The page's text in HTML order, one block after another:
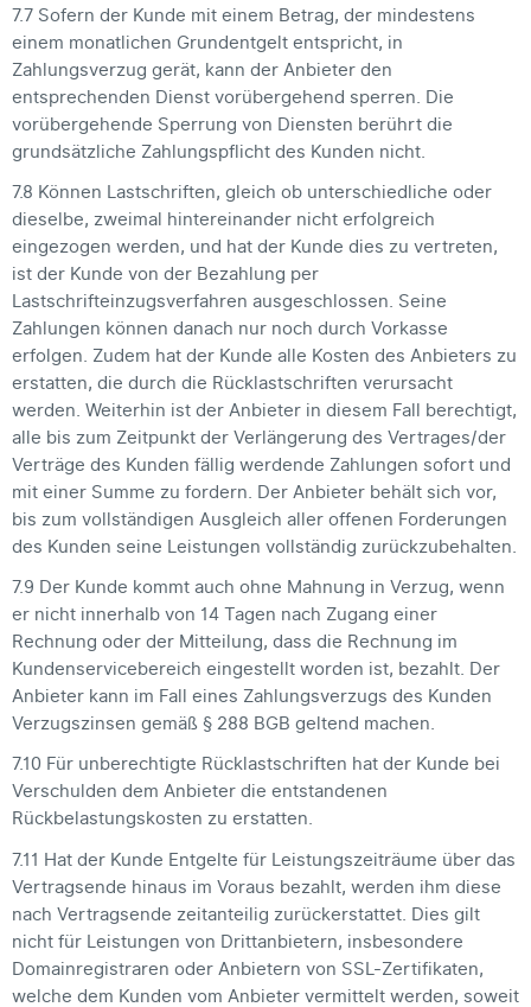
7.7 Sofern der Kunde mit einem Betrag, der mindestens
einem monatlichen Grundentgelt entspricht, in
Zahlungsverzug gerät, kann der Anbieter den
entsprechenden Dienst vorübergehend sperren. Die
vorübergehende Sperrung von Diensten berührt die
grundsätzliche Zahlungspflicht des Kunden nicht.
7.8 Können Lastschriften, gleich ob unterschiedliche oder
dieselbe, zweimal hintereinander nicht erfolgreich
eingezogen werden, und hat der Kunde dies zu vertreten,
ist der Kunde von der Bezahlung per
Lastschrifteinzugsverfahren ausgeschlossen. Seine
Zahlungen können danach nur noch durch Vorkasse
erfolgen. Zudem hat der Kunde alle Kosten des Anbieters zu
erstatten, die durch die Rücklastschriften verursacht
werden. Weiterhin ist der Anbieter in diesem Fall berechtigt,
alle bis zum Zeitpunkt der Verlängerung des Vertrages/der
Verträge des Kunden fällig werdende Zahlungen sofort und
mit einer Summe zu fordern. Der Anbieter behält sich vor,
bis zum vollständigen Ausgleich aller offenen Forderungen
des Kunden seine Leistungen vollständig zurückzubehalten.
7.9 Der Kunde kommt auch ohne Mahnung in Verzug, wenn
er nicht innerhalb von 14 Tagen nach Zugang einer
Rechnung oder der Mitteilung, dass die Rechnung im
Kundenservicebereich eingestellt worden ist, bezahlt. Der
Anbieter kann im Fall eines Zahlungsverzugs des Kunden
Verzugszinsen gemäß § 288 BGB geltend machen.
7.10 Für unberechtigte Rücklastschriften hat der Kunde bei
Verschulden dem Anbieter die entstandenen
Rückbelastungskosten zu erstatten.
7.11 Hat der Kunde Entgelte für Leistungszeiträume über das
Vertragsende hinaus im Voraus bezahlt, werden ihm diese
nach Vertragsende zeitanteilig zurückerstattet. Dies gilt
nicht für Leistungen von Drittanbietern, insbesondere
Domainregistraren oder Anbietern von SSL-Zertifikaten,
welche dem Kunden vom Anbieter vermittelt werden, soweit